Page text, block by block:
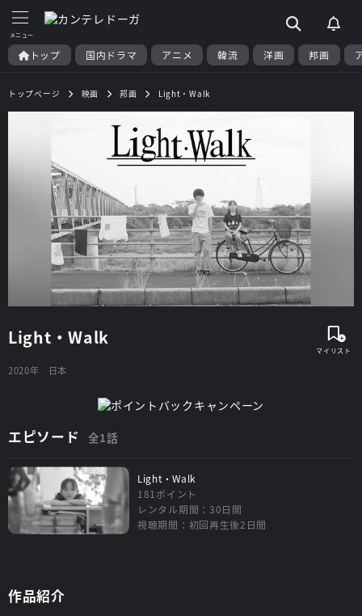
トップ 国内ドラマ アニメ 韓流 洋画 邦画
トップページ 映画 邦画 Light・Walk
Light・Walk
2020年 日本
エピソード 全1話
Light・Walk
181ポイント
レンタル期間：30日間
視聴期間：初回再生後2日間
作品紹介